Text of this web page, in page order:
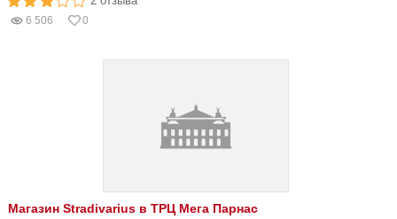
6 506 0
Магазин Stradivarius в ТРЦ Мега Парнас